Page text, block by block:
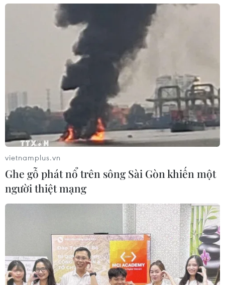
vietnamplus.vn
Ghe gỗ phát nổ trên sông Sài Gòn khiến một
người thiệt mạng